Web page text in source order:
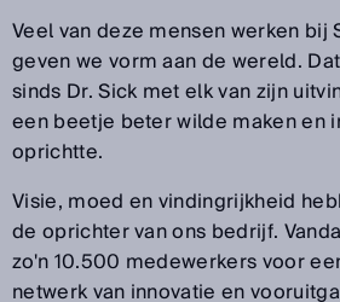
Veel van deze mensen werken bij
geven we vorm aan de wereld.
sinds Dr. Sick met elk van zijn
een beetje beter wilde maken en
oprichtte.
Visie, moed en vindingrijkheid
de oprichter van ons bedrijf.
zo'n 10.500 medewerkers voor
netwerk van innovatie en